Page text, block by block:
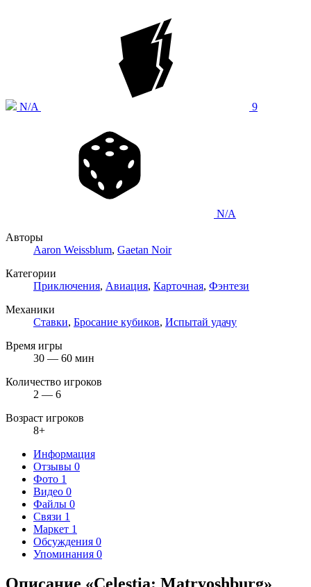
N/A 9
N/A
Авторы
Aaron Weissblum, Gaetan Noir
Категории
Приключения, Авиация, Карточная, Фэнтези
Механики
Ставки, Бросание кубиков, Испытай удачу
Время игры
30 — 60 мин
Количество игроков
2 — 6
Возраст игроков
8+
Информация
Отзывы 0
Фото 1
Видео 0
Файлы 0
Связи 1
Маркет 1
Обсуждения 0
Упоминания 0
Описание «Celestia: Matryoshburg»